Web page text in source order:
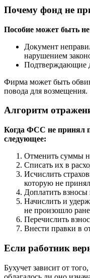
Почему фонд не
Пособие может быть
Документ
нарушением
Подтверждающие
Фирма может быть
повода для возмещения.
Алгоритм
Когда ФСС не принял
следующее:
Отменить суммы
Списать их в
Исчислить
которую не
Доплатить
Начислить и
не произошло
Перечислить
Внести правки в
Если работник
Бухучет зависит от